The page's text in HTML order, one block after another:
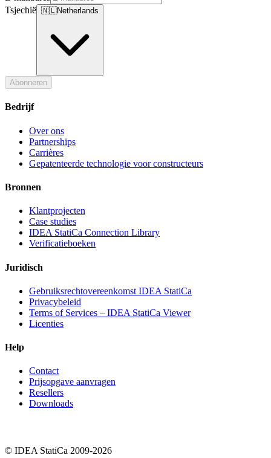
Tsjechië 🇳🇱Netherlands
Abonneren
Bedrijf
Over ons
Partnerships
Carrières
Gepatenteerde technologie voor constructeurs
Bronnen
Klantprojecten
Case studies
IDEA StatiCa Connection Library
Verificatieboeken
Juridisch
Gebruiksrechtovereenkomst IDEA StatiCa
Privacybeleid
Terms of Services – IDEA StatiCa Viewer
Licenties
Help
Contact
Prijsopgave aanvragen
Resellers
Downloads
© IDEA StatiCa 2009-2026